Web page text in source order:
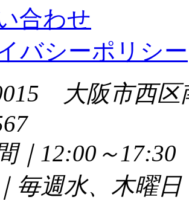
合わせ
バシーポリシー
大阪市西
｜12:00～
毎週水、木曜